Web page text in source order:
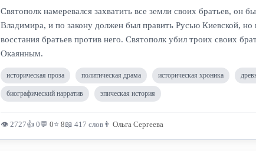
Святополк намеревался захватить все земли своих братьев, он
Владимира, и по закону должен был править Русью Киевской, но
восстания братьев против него. Святополк убил троих своих
Окаянным.
историческая проза политическая драма историческая хроника
биографический нарратив эпическая история
👁 2727👍 0💬 0⭐ 8📖 417 слов 👨 Ольга Сергеева